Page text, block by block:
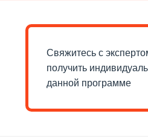
Свяжитесь с
получить
данной программе